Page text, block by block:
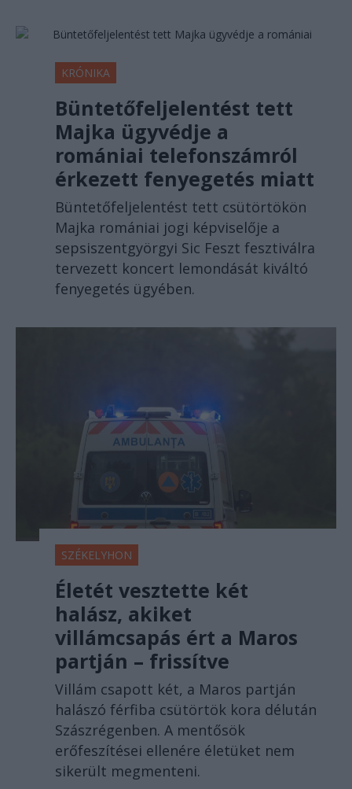
KRÓNIKA
Büntetőfeljelentést tett
Majka ügyvédje a
romániai telefonszámról
érkezett fenyegetés miatt
Büntetőfeljelentést tett csütörtökön
Majka romániai jogi képviselője a
sepsiszentgyörgyi Sic Feszt fesztiválra
tervezett koncert lemondását kiváltó
fenyegetés ügyében.
SZÉKELYHON
Életét vesztette két
halász, akiket
villámcsapás ért a Maros
partján – frissítve
Villám csapott két, a Maros partján
halászó férfiba csütörtök kora délután
Szászrégenben. A mentősök
erőfeszítései ellenére életüket nem
sikerült megmenteni.